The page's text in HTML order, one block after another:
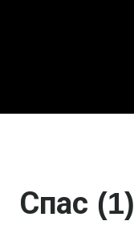
Спас (1)